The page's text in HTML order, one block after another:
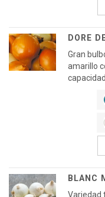
DORE
Gran
amarillo
BLANC
Variedad